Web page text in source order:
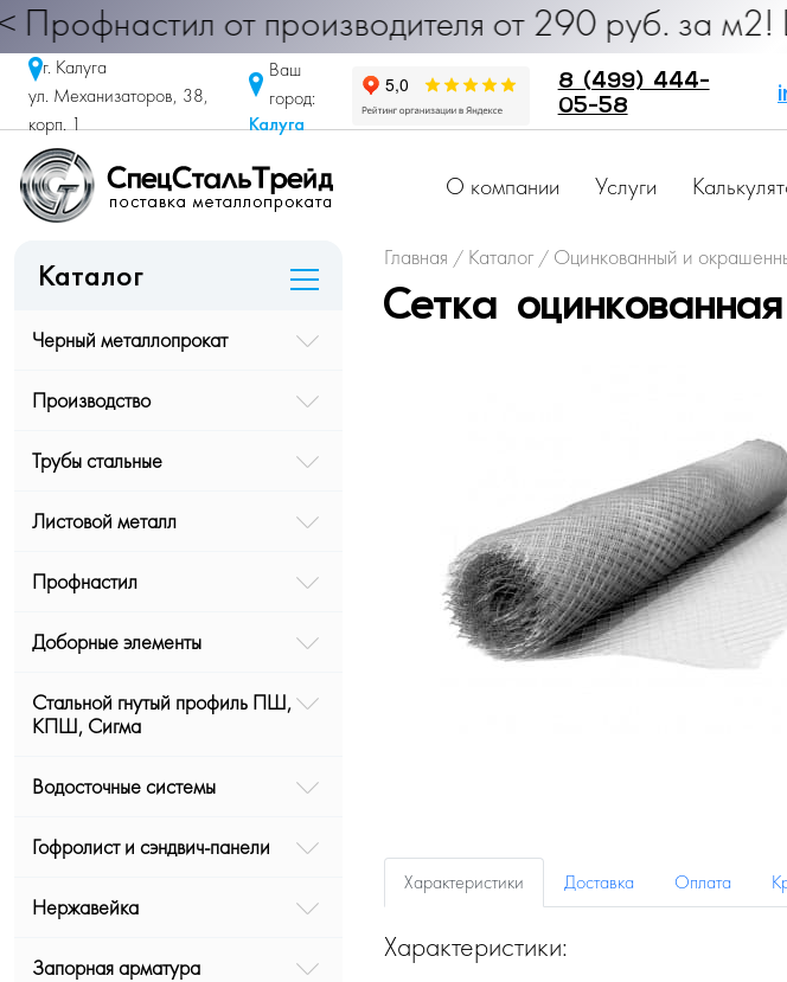
от производителя от 290 руб. за м2!
г. Калуга
ул. Механизаторов, 38,
корп. 1
Ваш
город:
Калуга
8 (499) 444-
05-58
О компании Услуги
Каталог
Черный металлопрокат
Производство
Трубы стальные
Листовой металл
Профнастил
Доборные элементы
Стальной гнутый профиль ПШ,
КПШ, Сигма
Водосточные системы
Гофролист и сэндвич-панели
Нержавейка
Запорная арматура
Главная / Каталог / Оцинкованный и
Сетка
Характеристики Доставка Оплата
Характеристики: